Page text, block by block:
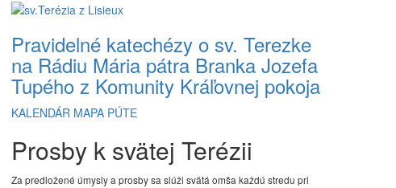
Pravidelné katechézy o sv. Terezke
na Rádiu Mária pátra Branka Jozefa
Tupého z Komunity Kráľovnej pokoja
KALENDÁR MAPA PÚTE
Prosby k svätej Terézii
Za predložené úmysly a prosby sa slúži svätá omša každú stredu pri